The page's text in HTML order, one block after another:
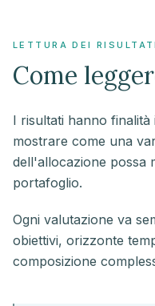
LETTURA DEI RISULTATI
Come
I risultati hanno
mostrare come una
dell'allocazione possa
portafoglio.
Ogni valutazione va
obiettivi, orizzonte
composizione